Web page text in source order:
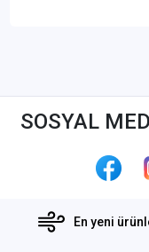
SOSYAL
En yeni